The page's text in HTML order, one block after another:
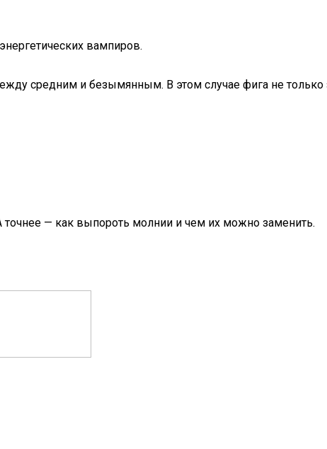
вампиров.
средним и безымянным. В этом случае фига не только
— как выпороть молнии и чем их можно заменить.